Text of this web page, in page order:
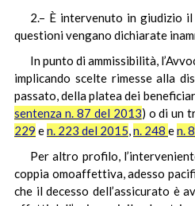
2.– È intervenuto in giudizio
questioni vengano dichiarate
In punto di ammissibilità,
implicando scelte rimesse alla
passato, della platea dei
sentenza n. 87 del 2013) o di un
229 en. 223 del 2015,n. 248 en.
Per altro profilo,
coppia omoaffettiva, adesso
che il decesso dell’assicurato è